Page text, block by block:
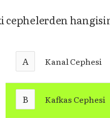
cephelerden
A Kanal Cephesi
B Kafkas Cephesi